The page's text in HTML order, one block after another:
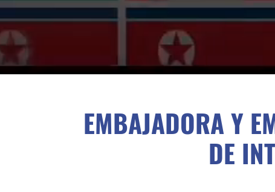
EMBAJADORA Y
DE